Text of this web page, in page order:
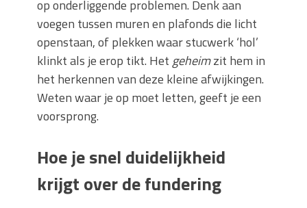
op onderliggende problemen. Denk aan
voegen tussen muren en plafonds die licht
openstaan, of plekken waar stucwerk ‘hol’
klinkt als je erop tikt. Het geheimzit hem in
het herkennen van deze kleine afwijkingen.
Weten waar je op moet letten, geeft je een
voorsprong.
Hoe je snel duidelijkheid
krijgt over de fundering